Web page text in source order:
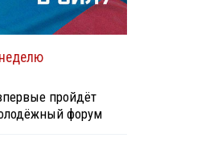
пройдёт
форум